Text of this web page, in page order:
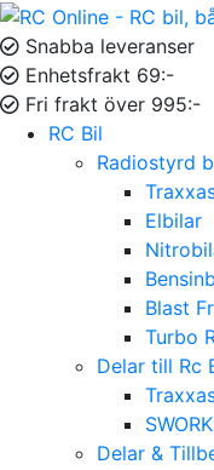
Snabba leveranser
Enhetsfrakt 69:-
Fri frakt över 995:-
RC Bil
Radiostyrd
Elbilar
Blast
Turbo
Delar till Rc
Delar &